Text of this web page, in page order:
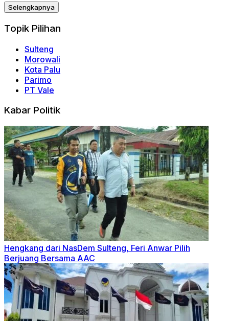
Selengkapnya
Topik Pilihan
Sulteng
Morowali
Kota Palu
Parimo
PT Vale
Kabar Politik
Hengkang dari NasDem Sulteng, Feri Anwar Pilih
Berjuang Bersama AAC